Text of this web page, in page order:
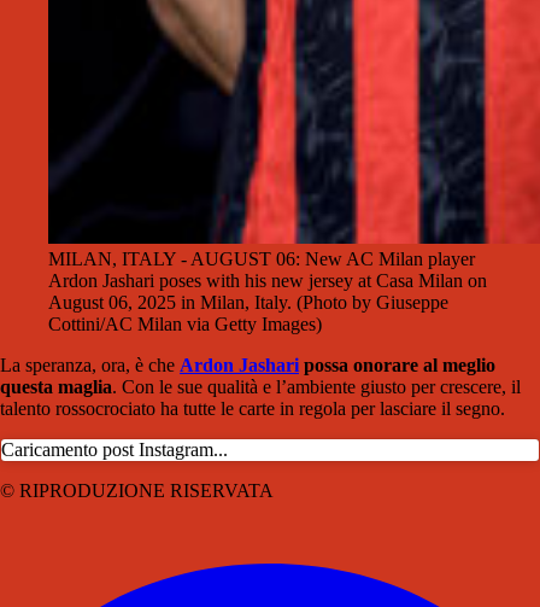
MILAN, ITALY - AUGUST 06: New AC Milan player
Ardon Jashari poses with his new jersey at Casa Milan on
August 06, 2025 in Milan, Italy. (Photo by Giuseppe
Cottini/AC Milan via Getty Images)
La speranza, ora, è che Ardon Jashari possa onorare al meglio
questa maglia. Con le sue qualità e l’ambiente giusto per crescere, il
talento rossocrociato ha tutte le carte in regola per lasciare il segno.
Caricamento post Instagram...
© RIPRODUZIONE RISERVATA